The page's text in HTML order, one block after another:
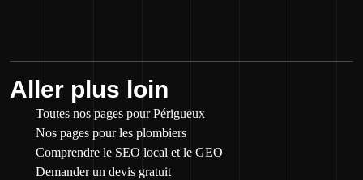
Aller plus loin
Toutes nos pages pour Périgueux
Nos pages pour les plombiers
Comprendre le SEO local et le GEO
Demander un devis gratuit